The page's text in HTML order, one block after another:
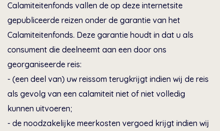
Calamiteitenfonds vallen de op deze internetsite
gepubliceerde reizen onder de garantie van het
Calamiteitenfonds. Deze garantie houdt in dat u als
consument die deelneemt aan een door ons
georganiseerde reis:
- (een deel van) uw reissom terugkrijgt indien wij de reis
als gevolg van een calamiteit niet of niet volledig
kunnen uitvoeren;
- de noodzakelijke meerkosten vergoed krijgt indien wij